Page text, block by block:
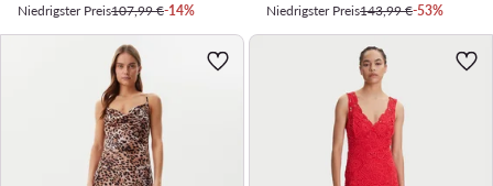
Niedrigster Preis107,99 €-14%
Niedrigster Preis143,99 €-53%